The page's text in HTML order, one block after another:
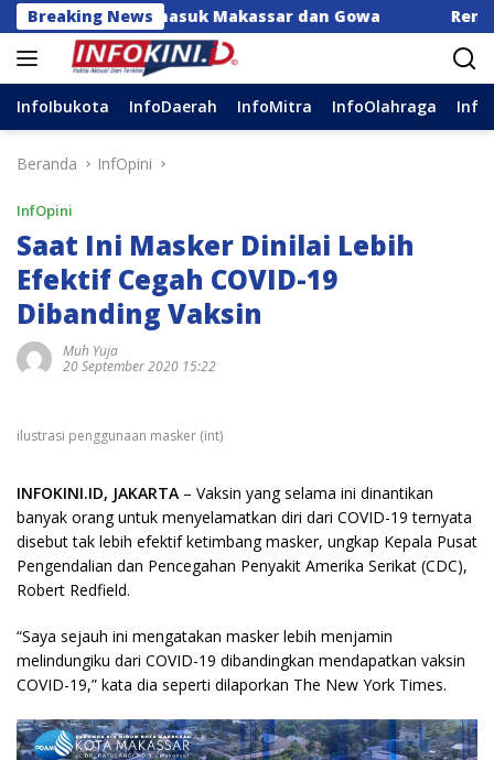
Langsung
ke
konten
Breaking News
Termasuk Makassar dan Gowa Rencana Revisi
InfoIbukota InfoDaerah InfoMitra InfoOlahraga
Beranda InfOpini
InfOpini
Saat Ini Masker Dinilai Lebih
Efektif Cegah COVID-19
Dibanding Vaksin
Muh Yuja
20 September 2020 15:22
ilustrasi penggunaan masker (int)
INFOKINI.ID, JAKARTA – Vaksin yang selama ini dinantikan
banyak orang untuk menyelamatkan diri dari COVID-19 ternyata
disebut tak lebih efektif ketimbang masker, ungkap Kepala Pusat
Pengendalian dan Pencegahan Penyakit Amerika Serikat (CDC),
Robert Redfield.
“Saya sejauh ini mengatakan masker lebih menjamin
melindungiku dari COVID-19 dibandingkan mendapatkan vaksin
COVID-19,” kata dia seperti dilaporkan The New York Times.